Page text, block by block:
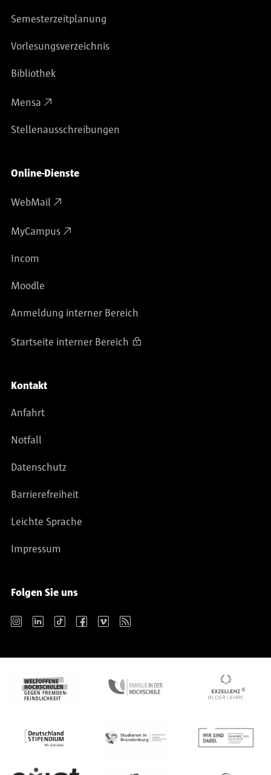
Semesterzeitplanung
Vorlesungsverzeichnis
Bibliothek
Mensa
Stellenausschreibungen
Online-Dienste
WebMail
MyCampus
Incom
Moodle
Anmeldung interner Bereich
Startseite interner Bereich
Kontakt
Anfahrt
Notfall
Datenschutz
Barrierefreiheit
Leichte Sprache
Impressum
Folgen Sie uns
Instagram LinkedIn TikTok Facebook Vimeo RSS